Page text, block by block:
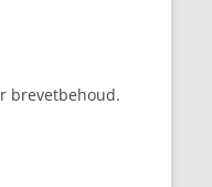
brevetbehoud.